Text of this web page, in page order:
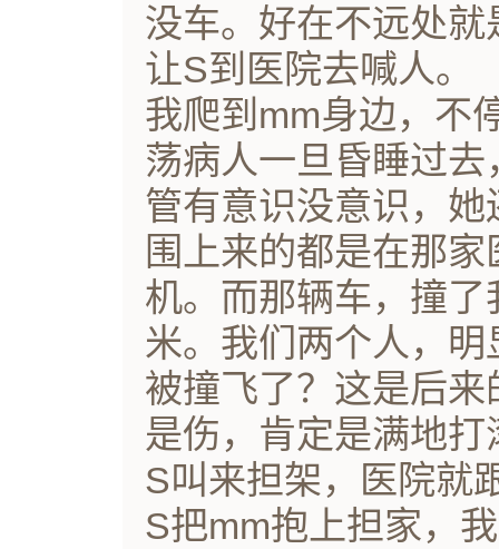
没车。好在不远处
让S到医院去喊人。
我爬到mm身边，不
荡病人一旦昏睡过
管有意识没意识，
围上来的都是在那
机。而那辆车，撞
米。我们两个人，
被撞飞了？这是后
是伤，肯定是满地打
S叫来担架，医院就
S把mm抱上担家，